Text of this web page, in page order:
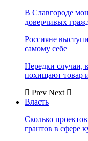
В Славгороде
доверчивых
Россияне
самому себе
Нередки случаи,
похищают товар
Prev Next
Власть
Сколько
грантов в сфере